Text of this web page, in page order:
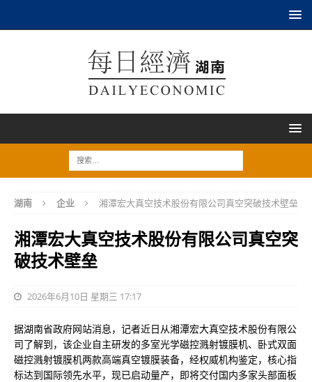
湖南 企业 湘潭宏大真空技术股份有限公司真空突破技术壁垒
湘潭宏大真空技术股份有限公司真空突
破技术壁垒
2026年6月10日 星期三 17:17
据湖南省政府网站消息，记者近日从湘潭宏大真空技术股份有限公
司了解到，该企业自主研发的多室光学磁控溅射镀膜机、卧式双面
磁控溅射镀膜机两款高端真空镀膜装备，经权威机构鉴定，核心指
标达到国际领先水平，现已启动量产，即将交付国内多家头部面板